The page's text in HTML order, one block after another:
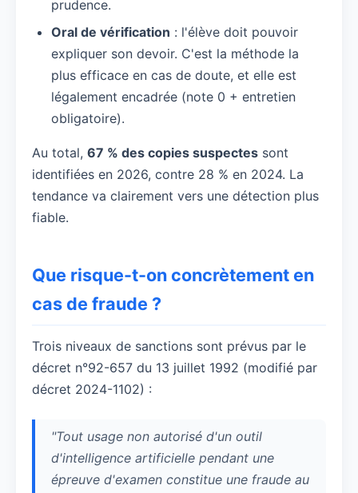
prudence.
Oral de vérification : l'élève doit pouvoir
expliquer son devoir. C'est la méthode la
plus efficace en cas de doute, et elle est
légalement encadrée (note 0 + entretien
obligatoire).
Au total, 67 % des copies suspectes sont
identifiées en 2026, contre 28 % en 2024. La
tendance va clairement vers une détection plus
fiable.
Que risque-t-on concrètement en
cas de fraude ?
Trois niveaux de sanctions sont prévus par le
décret n°92-657 du 13 juillet 1992 (modifié par
décret 2024-1102) :
"Tout usage non autorisé d'un outil
d'intelligence artificielle pendant une
épreuve d'examen constitue une fraude au